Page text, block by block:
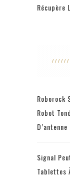
Récupère
Roborock
Robot
D’antenne
Signal
Tablettes